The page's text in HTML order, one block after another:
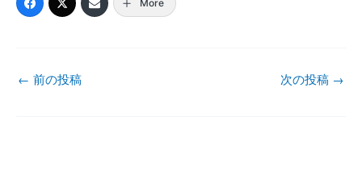
More
← 前の投稿 次の投稿 →